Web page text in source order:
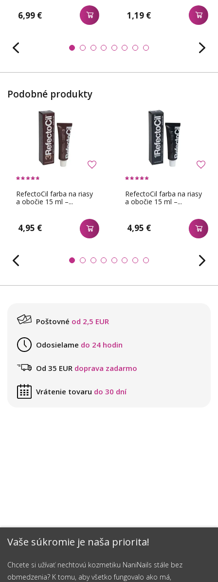
Vaše súkromie je naša priorita!
Chcete si užívať nechtovú kozmetiku NaniNails stále bez
obmedzenia? K tomu, aby všetko fungovalo ako má,
6,99 € 1,19 €
Podobné produkty
RefectoCil farba na riasy
a obočie 15 ml –...
4,95 €
RefectoCil farba na riasy
a obočie 15 ml –...
4,95 €
Poštovné od 2,5 EUR
Odosielame do 24 hodin
Od 35 EUR doprava zadarmo
Vrátenie tovaru do 30 dní